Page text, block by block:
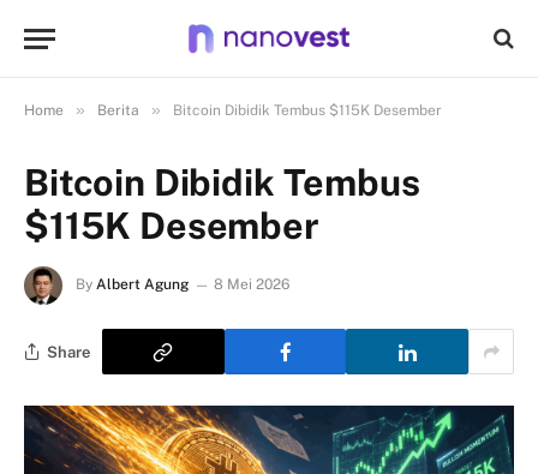
Home » Berita » Bitcoin Dibidik Tembus $115K Desember
Bitcoin Dibidik Tembus
$115K Desember
By Albert Agung 8 Mei 2026
Share